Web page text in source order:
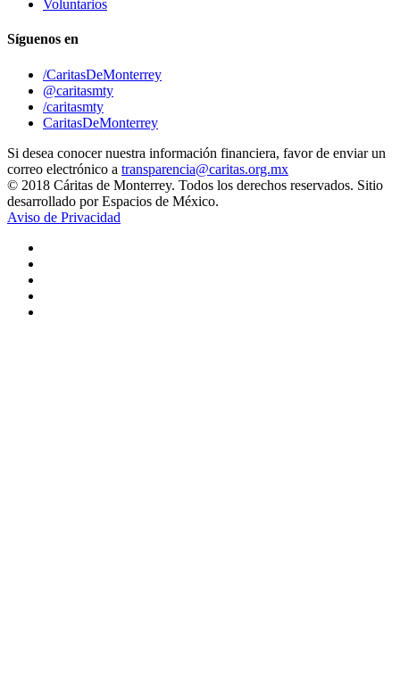
Voluntarios
Síguenos en
/CaritasDeMonterrey
@caritasmty
/caritasmty
CaritasDeMonterrey
Si desea conocer nuestra información financiera, favor de enviar un
correo electrónico a transparencia@caritas.org.mx
© 2018 Cáritas de Monterrey. Todos los derechos reservados. Sitio
desarrollado por Espacios de México.
Aviso de Privacidad